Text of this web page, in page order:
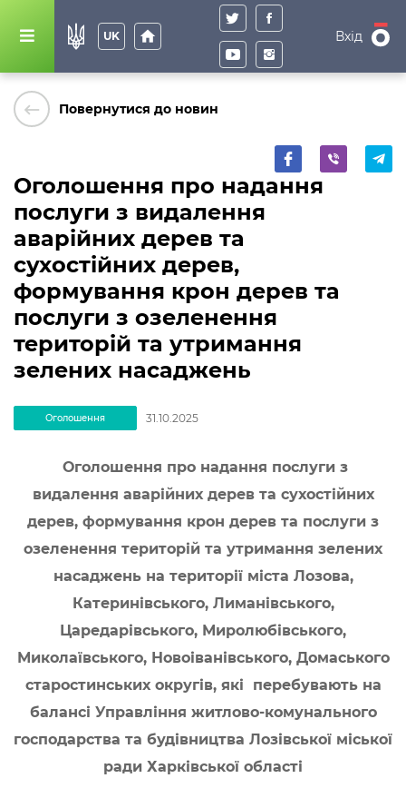
UK home Вхід
keyboard_backspace Повернутися до новин
Оголошення про надання
послуги з видалення
аварійних дерев та
сухостійних дерев,
формування крон дерев та
послуги з озеленення
територій та утримання
зелених насаджень
Оголошення 31.10.2025
Оголошення про надання послуги з
видалення аварійних дерев та сухостійних
дерев, формування крон дерев та послуги з
озеленення територій та утримання зелених
насаджень на території міста Лозова,
Катеринівського, Лиманівського,
Царедарівського, Миролюбівського,
Миколаївського, Новоіванівського, Домаського
старостинських округів, які перебувають на
балансі Управління житлово-комунального
господарства та будівництва Лозівської міської
ради Харківської області